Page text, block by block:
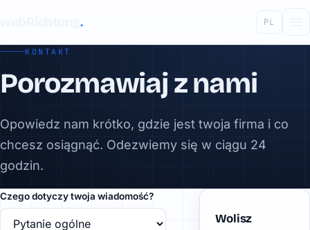
. PL
KONTAKT
Porozmawiaj z nami
Opowiedz nam krótko, gdzie jest twoja firma i co
chcesz osiągnąć. Odezwiemy się w ciągu 24
godzin.
Czego dotyczy twoja wiadomość?
Wolisz